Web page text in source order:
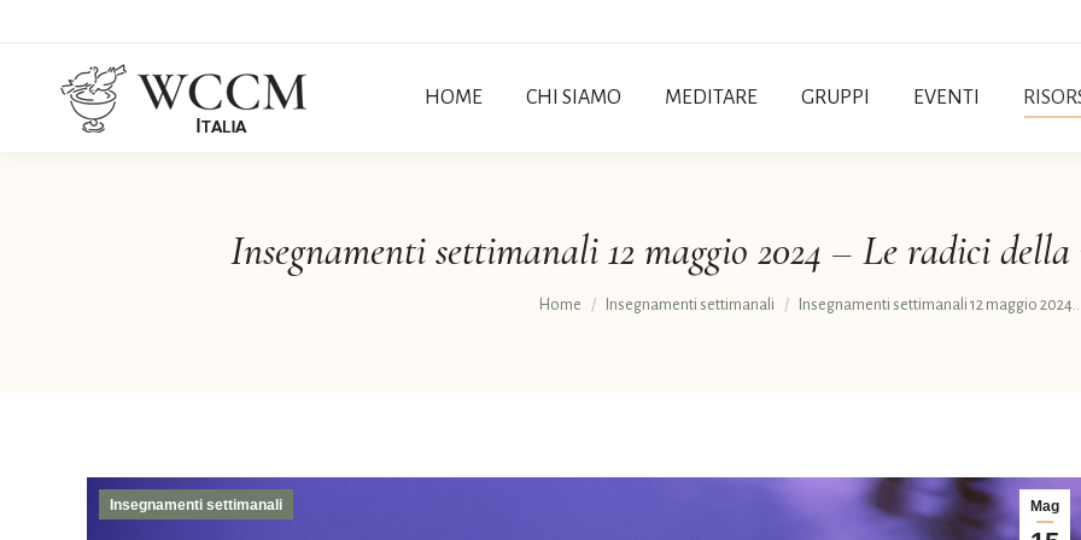
HOME CHI SIAMO MEDITARE GRUPPI EVENTI
Insegnamenti settimanali 12 maggio 2024 – Le radici
Tu sei qui:
Home Insegnamenti settimanali Insegnamenti settimanali 12 maggio 2024…
Mag
Insegnamenti settimanali